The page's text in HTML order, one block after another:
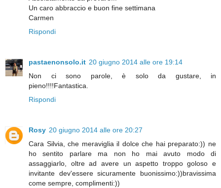
Un caro abbraccio e buon fine settimana
Carmen
Rispondi
pastaenonsolo.it 20 giugno 2014 alle ore 19:14
Non ci sono parole, è solo da gustare, in
pieno!!!!Fantastica.
Rispondi
Rosy 20 giugno 2014 alle ore 20:27
Cara Silvia, che meraviglia il dolce che hai preparato:)) ne
ho sentito parlare ma non ho mai avuto modo di
assaggiarlo, oltre ad avere un aspetto troppo goloso e
invitante dev'essere sicuramente buonissimo:))bravissima
come sempre, complimenti:))